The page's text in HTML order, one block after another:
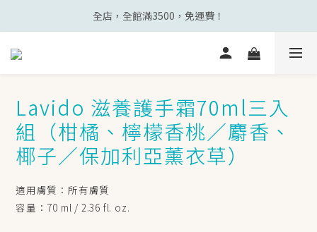
全店，全館滿3500，免運費！
Lavido 滋養護手霜70ml三入
組（柑橘、檸檬香桃／麝香、
椰子／保加利亞薰衣草）
適用膚質：所有膚質
容量：70 ml / 2.36 fl. oz.